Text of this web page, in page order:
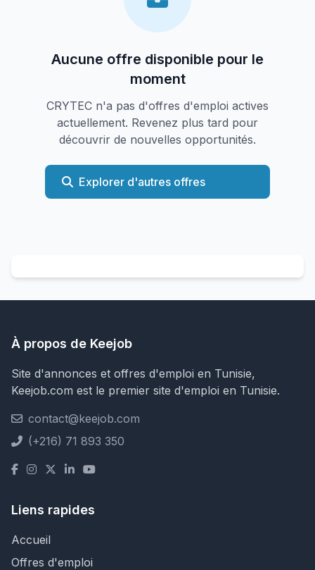
Aucune offre disponible pour le
moment
CRYTEC n'a pas d'offres d'emploi actives
actuellement. Revenez plus tard pour
découvrir de nouvelles opportunités.
Explorer d'autres offres
À propos de Keejob
Site d'annonces et offres d'emploi en Tunisie,
Keejob.com est le premier site d'emploi en Tunisie.
contact@keejob.com
(+216) 71 893 350
Liens rapides
Accueil
Offres d'emploi